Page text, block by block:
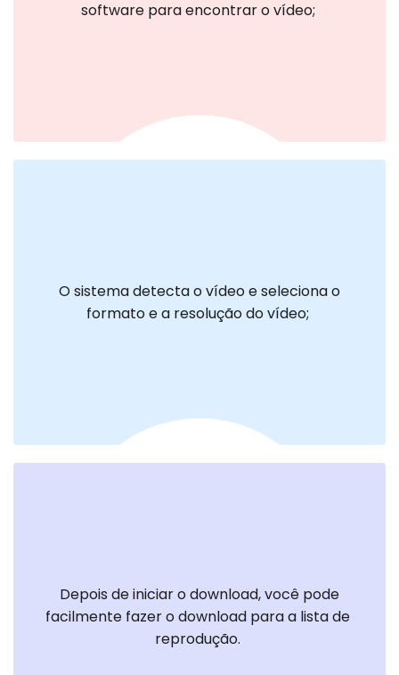
O sistema detecta o vídeo e seleciona o
Depois de iniciar o download, você pode
facilmente fazer o download para a lista de